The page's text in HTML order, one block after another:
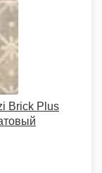
Brick Plus